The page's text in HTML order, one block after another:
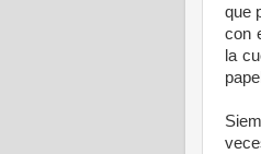
que
con
la